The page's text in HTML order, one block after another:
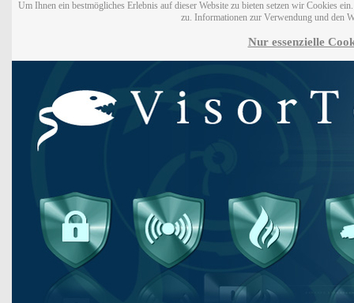
Um Ihnen ein bestmögliches Erlebnis auf dieser Website zu bieten setzen wir Cookies
zu. Informationen zur Verwendung und den
Nur essenzielle